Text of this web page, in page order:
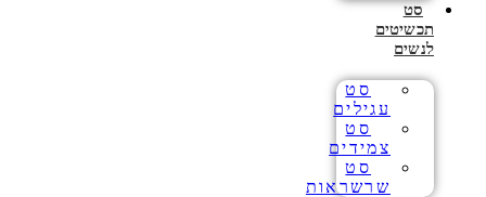
סט
תכשיטים
לנשים
סט
עגילים
סט
צמידים
סט
שרשראות